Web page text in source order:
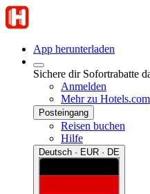
App herunterladen
Sichere dir Sofortrabatte
Anmelden
Mehr zu
Posteingang
Reisen buchen
Hilfe
Deutsch · EUR · DE